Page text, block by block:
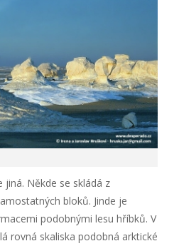
jiná. Někde se skládá z
bloků. Jinde je
podobnými lesu hříbků. V
rovná skaliska podobná arktické